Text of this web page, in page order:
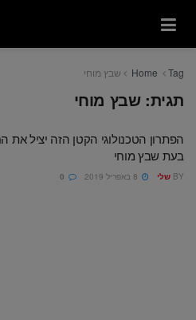
Home Tag שבץ מוחי
תגית:שבץ מוחי
הפתרון הטכנולוגי הקטן הזה יציל את
בעת שבץ מוחי
BY שלי